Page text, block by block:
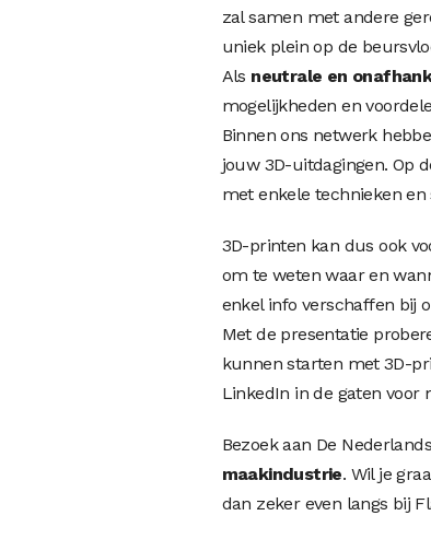
zal samen met andere
uniek plein op de
Als neutrale en
mogelijkheden en
Binnen ons netwerk
jouw 3D-uitdagingen. Op
met enkele technieken
3D-printen kan dus ook
om te weten waar en
enkel info verschaffen bij
Met de presentatie
kunnen starten met 3D-
LinkedIn in de gaten voor
Bezoek aan De
maakindustrie. Wil je
dan zeker even langs bij